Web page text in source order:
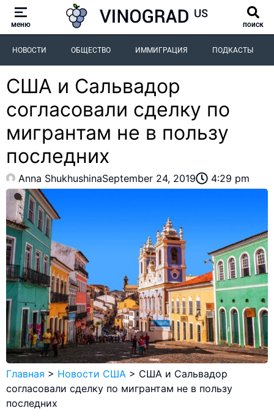
меню поиск
НОВОСТИ ОБЩЕСТВО ИММИГРАЦИЯ ПОДКАСТЫ
США и Сальвадор
согласовали сделку по
мигрантам не в пользу
последних
Anna ShukhushinaSeptember 24, 2019 4:29 pm
Главная > Новости США > США и Сальвадор
согласовали сделку по мигрантам не в пользу
последних